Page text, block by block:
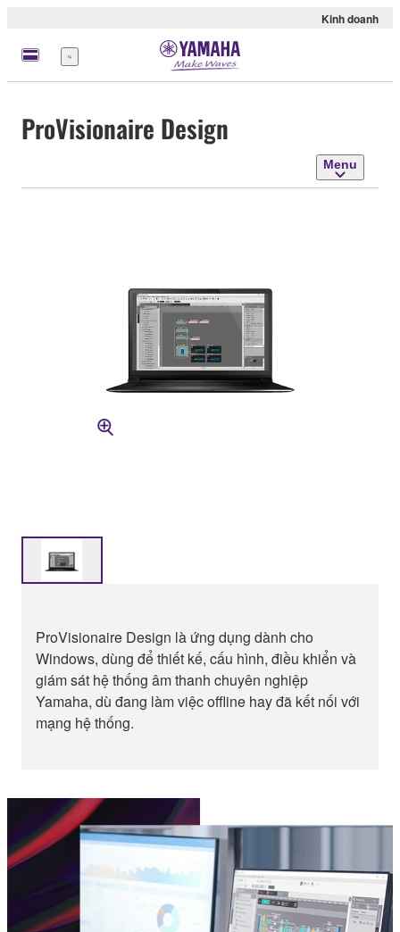
Kinh doanh
Menu
ProVisionaire Design
Menu
ProVisionaire Design là ứng dụng dành cho
Windows, dùng để thiết kế, cấu hình, điều khiển và
giám sát hệ thống âm thanh chuyên nghiệp
Yamaha, dù đang làm việc offline hay đã kết nối với
mạng hệ thống.